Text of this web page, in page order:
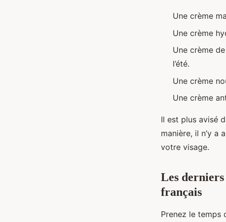
Une crème
Une crème
Une crème
l’été.
Une crème
Une crème
Il est plus avisé
manière, il n’y a
votre visage.
Les
français
Prenez le temps